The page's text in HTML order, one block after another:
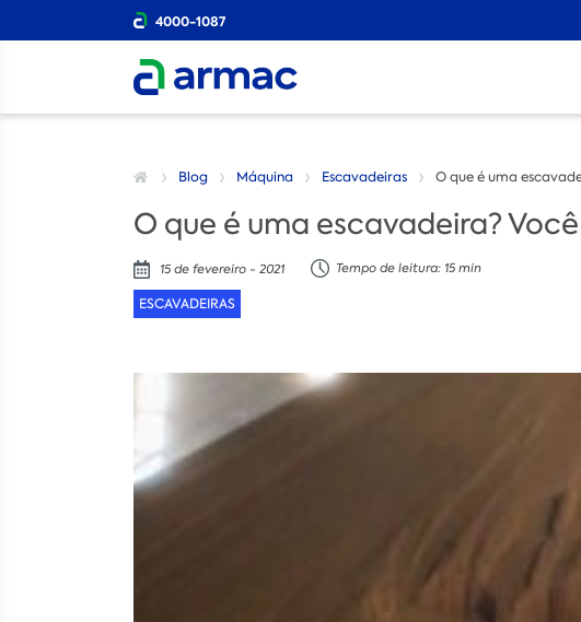
4000-1087
Blog Máquina Escavadeiras O que é uma
O que é uma escavadeira?
15 de fevereiro - 2021 Tempo de leitura: 15 min
ESCAVADEIRAS